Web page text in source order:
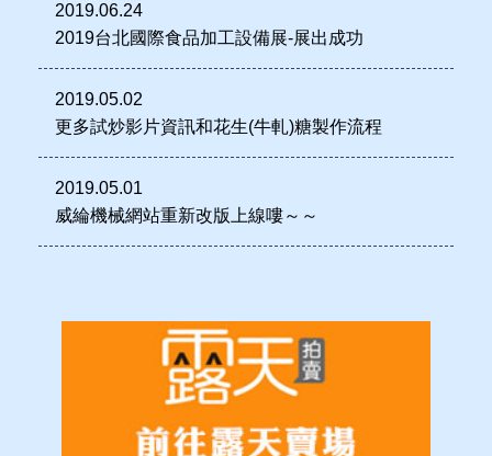
2019.06.24
2019台北國際食品加工設備展-展出成功
2019.05.02
更多試炒影片資訊和花生(牛軋)糖製作流程
2019.05.01
威綸機械網站重新改版上線嘍～～